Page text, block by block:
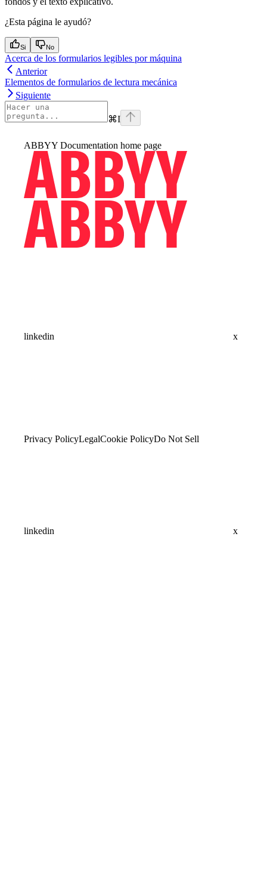
¿Esta página le ayudó?
Si No
Acerca de los formularios legibles por máquina
Anterior
Elementos de formularios de lectura mecánica
Siguiente
⌘I
ABBYY Documentation home page
linkedin x
Privacy PolicyLegalCookie PolicyDo Not Sell
linkedin x